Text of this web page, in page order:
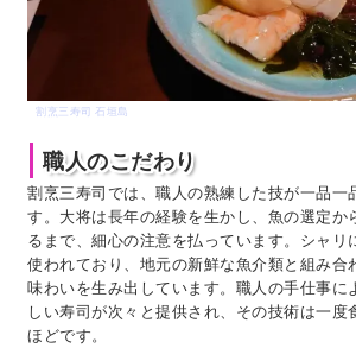
割烹三寿司 石垣島
職人のこだわり
割烹三寿司では、職人の熟練した技が一品一
す。大将は長年の経験を生かし、魚の選定か
るまで、細心の注意を払っています。シャリ
使われており、地元の新鮮な魚介類と組み合
味わいを生み出しています。職人の手仕事に
しい寿司が次々と提供され、その技術は一度
ほどです。